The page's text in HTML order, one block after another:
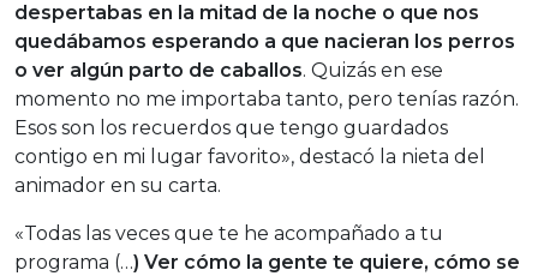
despertabas en la mitad de la noche o que nos
quedábamos esperando a que nacieran los perros
o ver algún parto de caballos. Quizás en ese
momento no me importaba tanto, pero tenías razón.
Esos son los recuerdos que tengo guardados
contigo en mi lugar favorito», destacó la nieta del
animador en su carta.
«Todas las veces que te he acompañado a tu
programa (…) Ver cómo la gente te quiere, cómo se